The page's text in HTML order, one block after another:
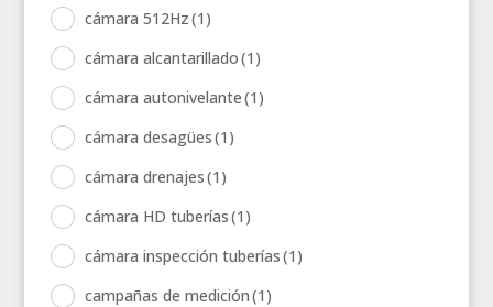
cámara 512Hz(1)
cámara alcantarillado(1)
cámara autonivelante(1)
cámara desagües(1)
cámara drenajes(1)
cámara HD tuberías(1)
cámara inspección tuberías(1)
campañas de medición(1)